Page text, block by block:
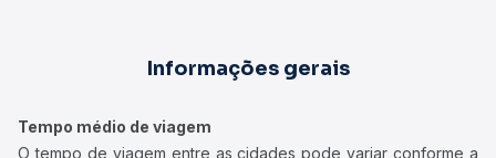
Informações gerais
Tempo médio de viagem
O tempo de viagem entre as cidades pode variar conforme a